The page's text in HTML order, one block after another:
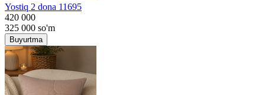
Yostiq 2 dona 11695
420 000
325 000 so'm
Buyurtma